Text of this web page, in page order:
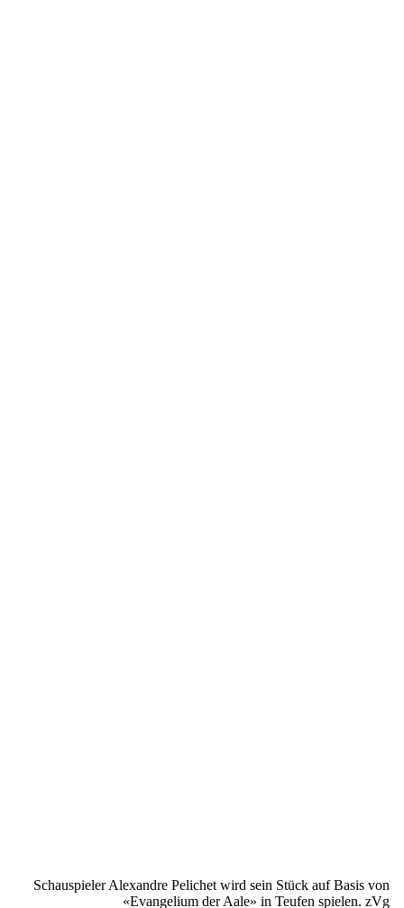
Schauspieler Alexandre Pelichet wird sein Stück auf Basis von
«Evangelium der Aale» in Teufen spielen. zVg